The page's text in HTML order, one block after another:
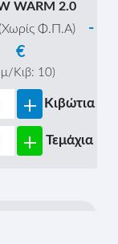
WARM 2.0
(Χωρίς Φ.Π.Α)
-
€
Κιβ: 10)
+ Κιβώτια
+ Τεμάχια